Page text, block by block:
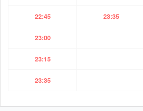
22:45 23:35
23:00
23:15
23:35